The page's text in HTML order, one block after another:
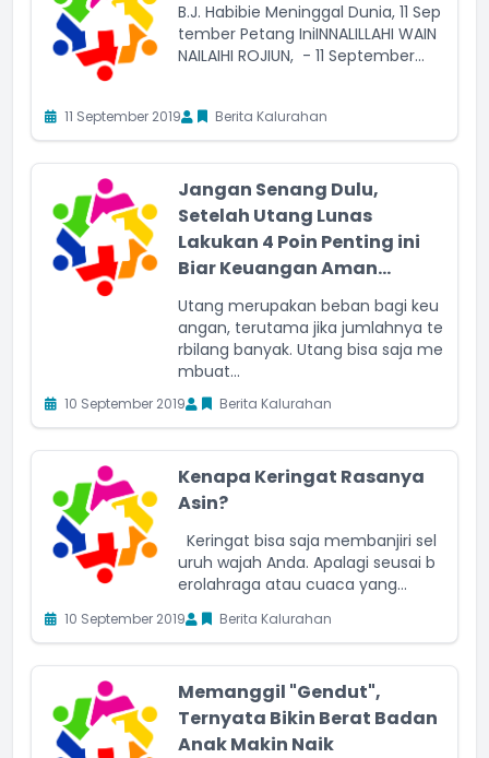
B.J. Habibie Meninggal Dunia, 11 Sep
tember Petang IniINNALILLAHI WAIN
NAILAIHI ROJIUN, - 11 September...
11 September 2019 Berita Kalurahan
Jangan Senang Dulu,
Setelah Utang Lunas
Lakukan 4 Poin Penting ini
Biar Keuangan Aman...
Utang merupakan beban bagi keu
angan, terutama jika jumlahnya te
rbilang banyak. Utang bisa saja me
mbuat...
10 September 2019 Berita Kalurahan
Kenapa Keringat Rasanya
Asin?
Keringat bisa saja membanjiri sel
uruh wajah Anda. Apalagi seusai b
erolahraga atau cuaca yang...
10 September 2019 Berita Kalurahan
Memanggil "Gendut",
Ternyata Bikin Berat Badan
Anak Makin Naik